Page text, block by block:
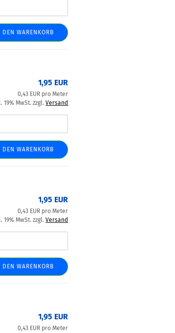
DEN WARENKORB
1,95 EUR
0,43 EUR pro Meter
19% MwSt. zzgl.Versand
DEN WARENKORB
1,95 EUR
0,43 EUR pro Meter
19% MwSt. zzgl.Versand
DEN WARENKORB
1,95 EUR
0,43 EUR pro Meter